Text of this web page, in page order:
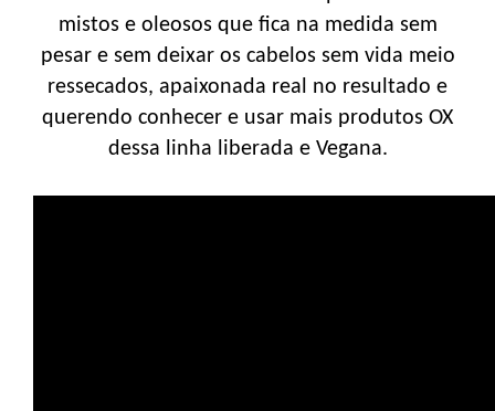
mistos e oleosos que fica na medida sem
pesar e sem deixar os cabelos sem vida meio
ressecados, apaixonada real no resultado e
querendo conhecer e usar mais produtos OX
dessa linha liberada e Vegana.